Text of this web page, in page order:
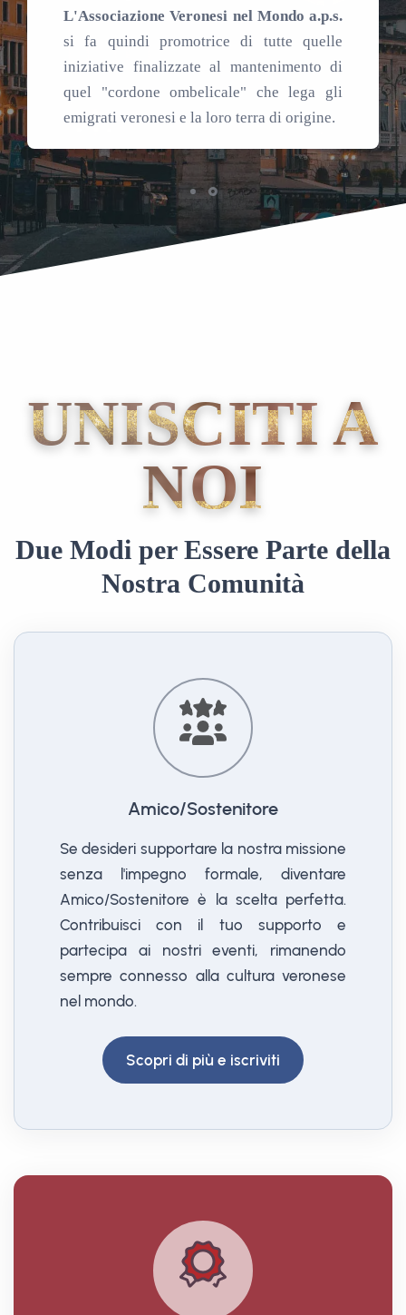
L'Associazione Veronesi nel Mondo a.p.s.
si fa quindi promotrice di tutte quelle
iniziative finalizzate al mantenimento di
quel "cordone ombelicale" che lega gli
emigrati veronesi e la loro terra di origine.
UNISCITI A
NOI
Due Modi per Essere Parte della
Nostra Comunità
Amico/Sostenitore
Se desideri supportare la nostra missione
senza l'impegno formale, diventare
Amico/Sostenitore è la scelta perfetta.
Contribuisci con il tuo supporto e
partecipa ai nostri eventi, rimanendo
sempre connesso alla cultura veronese
nel mondo.
Scopri di più e iscriviti